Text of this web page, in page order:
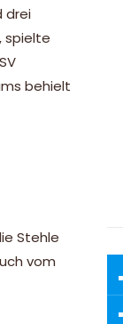
drei
spielte
behielt
Stehle
vom